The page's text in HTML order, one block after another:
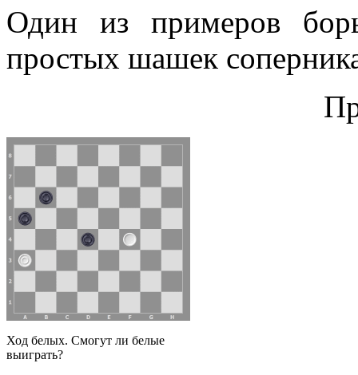
Один из примеров
простых шашек
Ход белых. Смогут ли белые
выиграть?